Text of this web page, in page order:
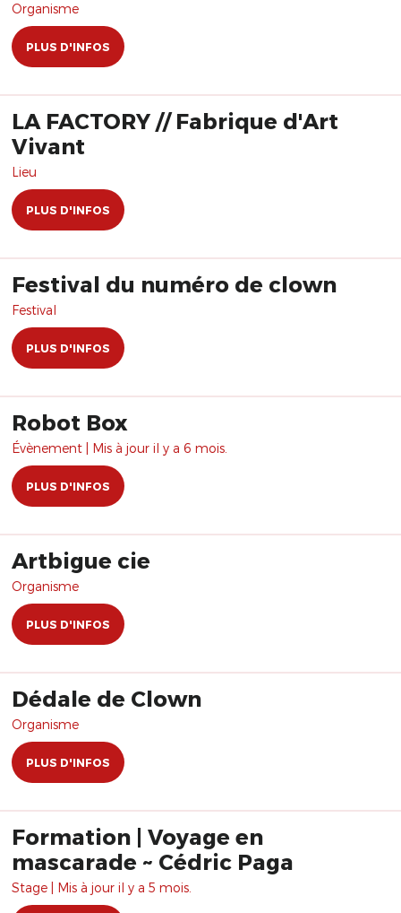
Organisme
PLUS D'INFOS
LA FACTORY // Fabrique d'Art
Vivant
Lieu
PLUS D'INFOS
Festival du numéro de clown
Festival
PLUS D'INFOS
Robot Box
Évènement | Mis à jour il y a 6 mois.
PLUS D'INFOS
Artbigue cie
Organisme
PLUS D'INFOS
Dédale de Clown
Organisme
PLUS D'INFOS
Formation | Voyage en
mascarade ~ Cédric Paga
Stage | Mis à jour il y a 5 mois.